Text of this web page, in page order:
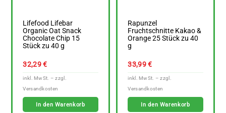
Lifefood Lifebar
Organic Oat Snack
Chocolate Chip 15
Stück zu 40 g
32,29€
In den Warenkorb
Rapunzel
Fruchtschnitte Kakao &
Orange 25 Stück zu 40
g
33,99€
In den Warenkorb